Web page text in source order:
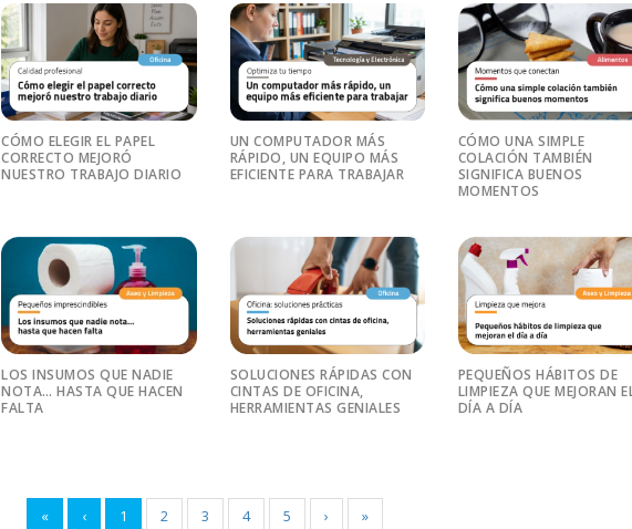
CÓMO ELEGIR EL PAPEL
CORRECTO MEJORÓ
NUESTRO TRABAJO DIARIO
UN COMPUTADOR MÁS
RÁPIDO, UN EQUIPO MÁS
EFICIENTE PARA TRABAJAR
CÓMO UNA SIMPLE
COLACIÓN TAMBIÉN
SIGNIFICA BUENOS
MOMENTOS
LOS INSUMOS QUE NADIE
NOTA… HASTA QUE HACEN
FALTA
SOLUCIONES RÁPIDAS CON
CINTAS DE OFICINA,
HERRAMIENTAS GENIALES
PEQUEÑOS HÁBITOS DE
LIMPIEZA QUE MEJORAN
DÍA A DÍA
« ‹ 1 2 3 4 5 › »